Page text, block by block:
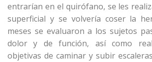
entrarían en el quirófano, se les
superficial y se volvería coser la
meses se evaluaron a los sujetos
dolor y de función, así como
objetivas de caminar y subir